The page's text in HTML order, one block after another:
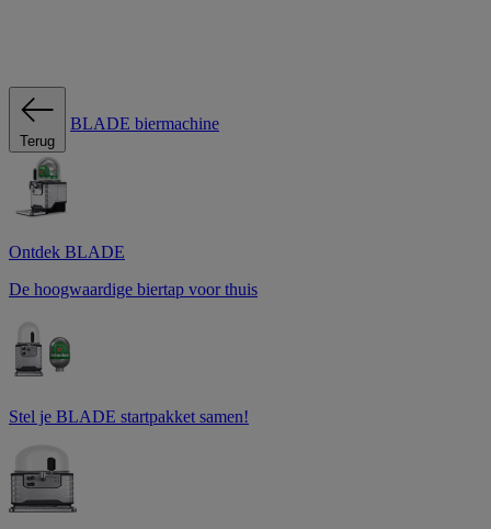
Terug
BLADE biermachine
Ontdek BLADE
De hoogwaardige biertap voor thuis
Stel je BLADE startpakket samen!